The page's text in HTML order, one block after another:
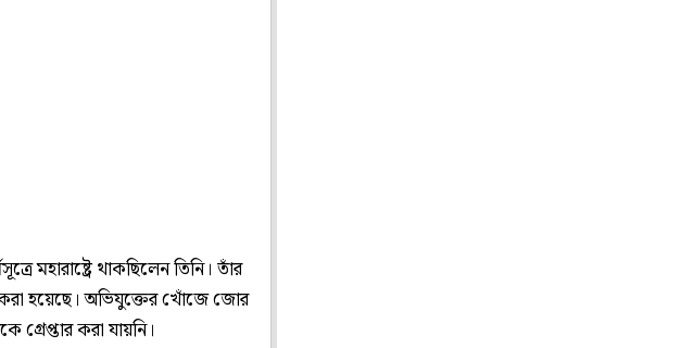
মহারাষ্ট্রে থাকছিলেন তিনি। তাঁর
করা হয়েছে। অভিযুক্তের খোঁজে জোর
গ্রেপ্তার করা যায়নি।